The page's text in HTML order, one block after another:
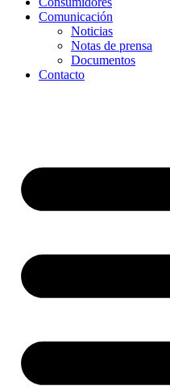
Comunicación
Noticias
Notas de prensa
Documentos
Contacto